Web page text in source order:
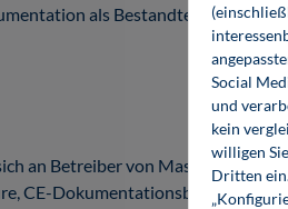
als Bestandteil von
an Betreiber von Maschinen
CE-
Social
und
kein
willigen
Dritten